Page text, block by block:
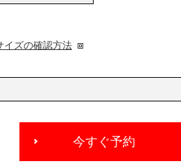
イズの確認方法
今すぐ予約